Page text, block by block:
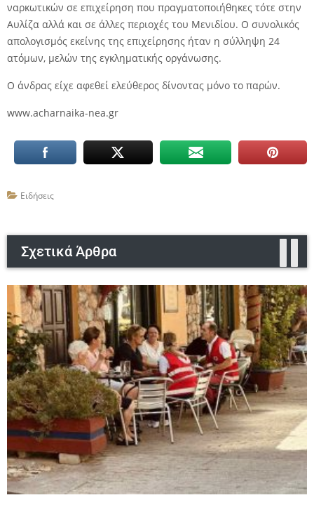
ναρκωτικών σε επιχείρηση που πραγματοποιήθηκες τότε στην
Αυλίζα αλλά και σε άλλες περιοχές του Μενιδίου. Ο συνολικός
απολογισμός εκείνης της επιχείρησης ήταν η σύλληψη 24
ατόμων, μελών της εγκληματικής οργάνωσης.
Ο άνδρας είχε αφεθεί ελεύθερος δίνοντας μόνο το παρών.
www.acharnaika-nea.gr
Ειδήσεις
Σχετικά Άρθρα